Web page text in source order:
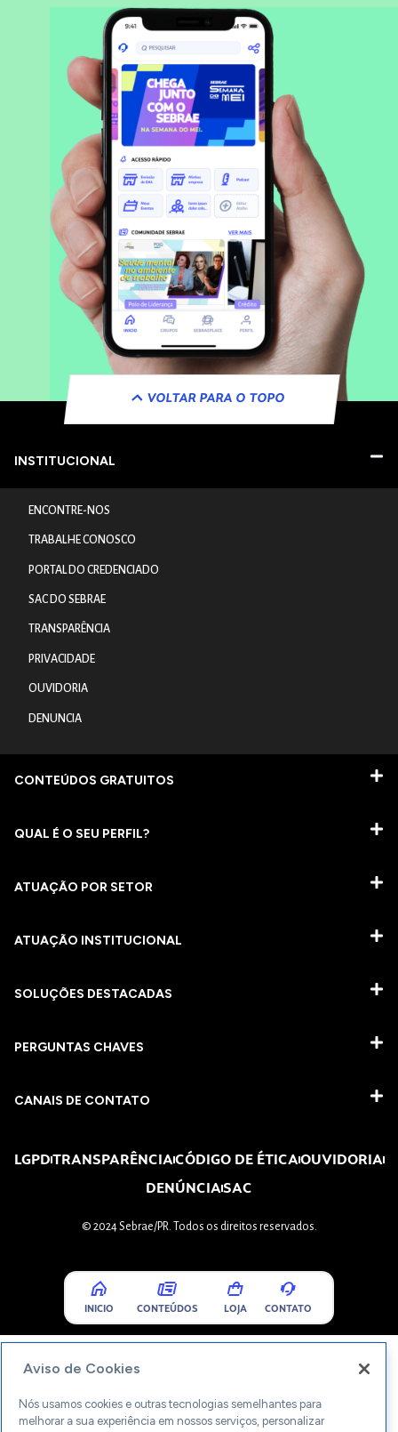
VOLTAR PARA O TOPO
INSTITUCIONAL
ENCONTRE-NOS
TRABALHE CONOSCO
PORTAL DO CREDENCIADO
SAC DO SEBRAE
TRANSPARÊNCIA
PRIVACIDADE
OUVIDORIA
DENUNCIA
CONTEÚDOS GRATUITOS
QUAL É O SEU PERFIL?
ATUAÇÃO POR SETOR
ATUAÇÃO INSTITUCIONAL
SOLUÇÕES DESTACADAS
PERGUNTAS CHAVES​
CANAIS DE CONTATO
LGPDTRANSPARÊNCIACÓDIGO DE ÉTICAOUVIDORIA
DENÚNCIASAC
© 2024 Sebrae/PR. Todos os direitos reservados.
INICIO CONTEÚDOS LOJA CONTATO
Aviso de Cookies
Nós usamos cookies e outras tecnologias semelhantes para
melhorar a sua experiência em nossos serviços, personalizar